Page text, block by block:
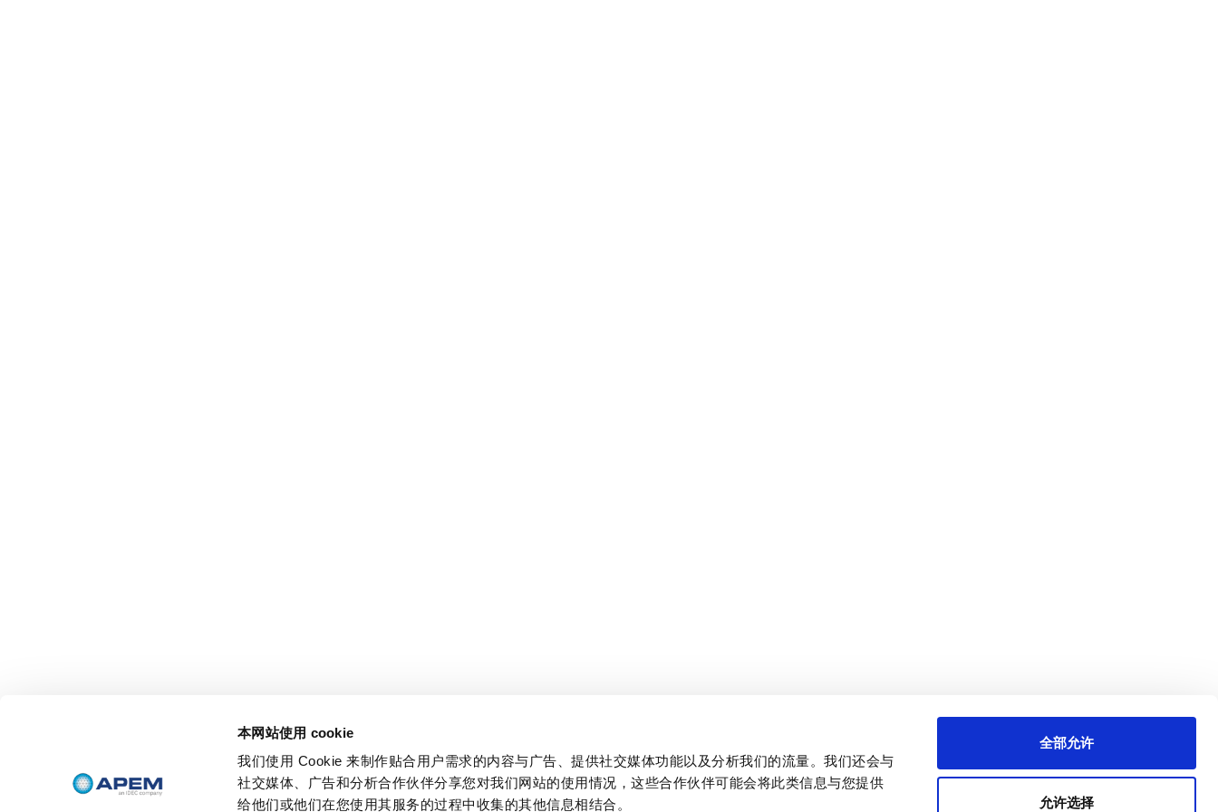
本网站使用 cookie
我们使用 Cookie 来制作贴合用户需求的内容与广告、提供社交媒体功能以及分析我们的流量。我们还会与
社交媒体、广告和分析合作伙伴分享您对我们网站的使用情况，这些合作伙伴可能会将此类信息与您提供
给他们或他们在您使用其服务的过程中收集的其他信息相结合。
全部允许
允许选择